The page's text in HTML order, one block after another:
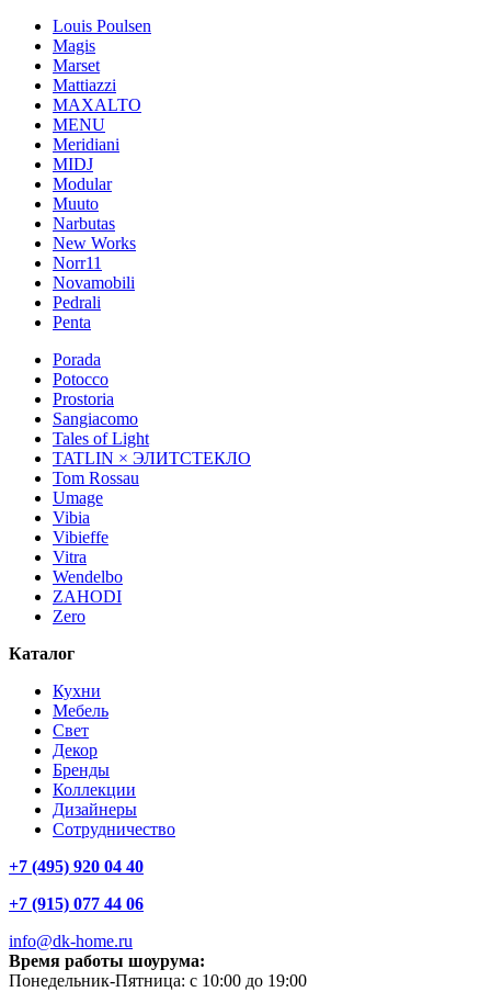
Louis Poulsen
Magis
Marset
Mattiazzi
MAXALTO
MENU
Meridiani
MIDJ
Modular
Muuto
Narbutas
New Works
Norr11
Novamobili
Pedrali
Penta
Porada
Potocco
Prostoria
Sangiacomo
Tales of Light
TATLIN × ЭЛИТСТЕКЛО
Tom Rossau
Umage
Vibia
Vibieffe
Vitra
Wendelbo
ZAHODI
Zero
Каталог
Кухни
Мебель
Свет
Декор
Бренды
Коллекции
Дизайнеры
Сотрудничество
+7 (495) 920 04 40
+7 (915) 077 44 06
info@dk-home.ru
Время работы шоурума:
Понедельник-Пятница: c 10:00 до 19:00